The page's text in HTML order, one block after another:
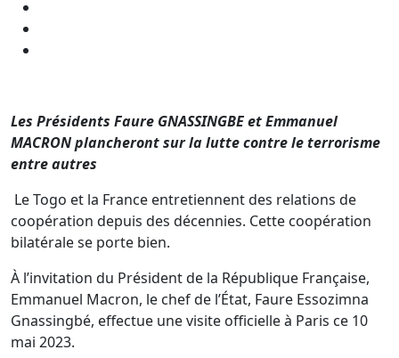
Les Présidents Faure GNASSINGBE et Emmanuel
MACRON plancheront sur la lutte contre le terrorisme
entre autres
Le Togo et la France entretiennent des relations de
coopération depuis des décennies. Cette coopération
bilatérale se porte bien.
À l’invitation du Président de la République Française,
Emmanuel Macron, le chef de l’État, Faure Essozimna
Gnassingbé, effectue une visite officielle à Paris ce 10
mai 2023.